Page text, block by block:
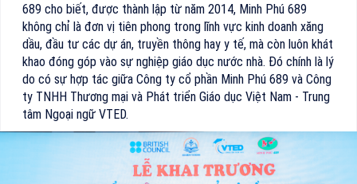
689 cho biết, được thành lập từ năm 2014, Minh Phú 689
không chỉ là đơn vị tiên phong trong lĩnh vực kinh doanh xăng
dầu, đầu tư các dự án, truyền thông hay y tế, mà còn luôn khát
khao đóng góp vào sự nghiệp giáo dục nước nhà. Đó chính là lý
do có sự hợp tác giữa Công ty cổ phần Minh Phú 689 và Công
ty TNHH Thương mại và Phát triển Giáo dục Việt Nam - Trung
tâm Ngoại ngữ VTED.